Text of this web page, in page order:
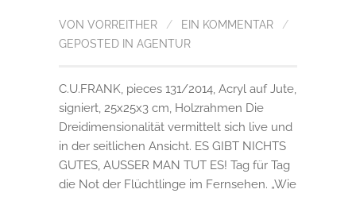
VON VORREITHER / EIN KOMMENTAR
/
GEPOSTED IN AGENTUR
C.U.FRANK, pieces 131/2014, Acryl auf Jute,
signiert, 25x25x3 cm, Holzrahmen Die
Dreidimensionalität vermittelt sich live und
in der seitlichen Ansicht. ES GIBT NICHTS
GUTES, AUSSER MAN TUT ES! Tag für Tag
die Not der Flüchtlinge im Fernsehen. „Wie